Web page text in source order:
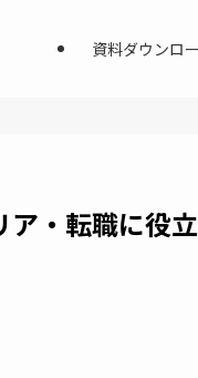
資料ダウンロ
ア・転職に役立